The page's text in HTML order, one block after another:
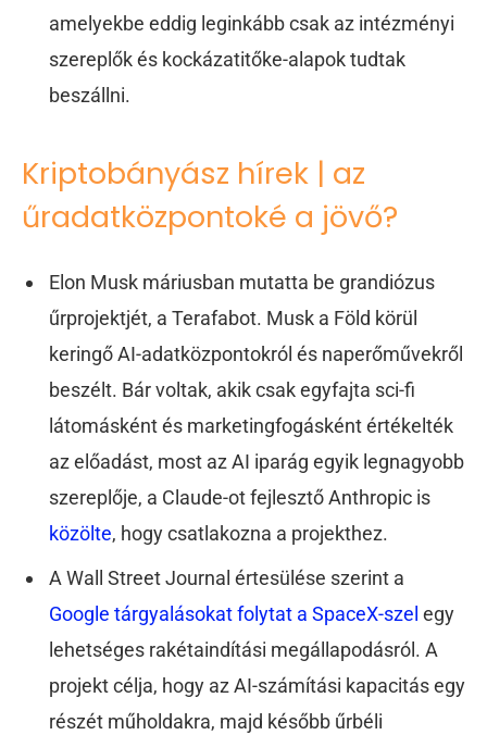
amelyekbe eddig leginkább csak az intézményi
szereplők és kockázatitőke-alapok tudtak
beszállni.
Kriptobányász hírek | az
űradatközpontoké a jövő?
Elon Musk máriusban mutatta be grandiózus
űrprojektjét, a Terafabot. Musk a Föld körül
keringő AI-adatközpontokról és naperőművekről
beszélt. Bár voltak, akik csak egyfajta sci-fi
látomásként és marketingfogásként értékelték
az előadást, most az AI iparág egyik legnagyobb
szereplője, a Claude-ot fejlesztő Anthropic is
közölte, hogy csatlakozna a projekthez.
A Wall Street Journal értesülése szerint a
Google tárgyalásokat folytat a SpaceX-szel egy
lehetséges rakétaindítási megállapodásról. A
projekt célja, hogy az AI-számítási kapacitás egy
részét műholdakra, majd később űrbéli